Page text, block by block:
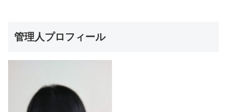
管理人プロフィール